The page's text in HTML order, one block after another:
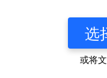
选
或将